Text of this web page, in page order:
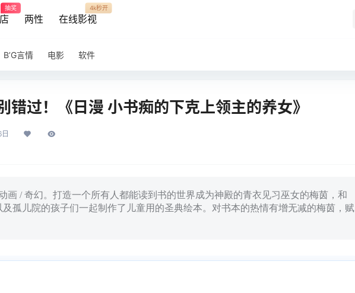
抽奖
两性 在线影视
4k秒开
B’G言情 电影 软件
错过！《日漫 小书痴的下克上领主的养女》
画 / 奇幻。打造一个所有人都能读到书的世界成为神殿的青衣见习巫女的梅茵，和
及孤儿院的孩子们一起制作了儿童用的圣典绘本。对书本的热情有增无减的梅茵，赋